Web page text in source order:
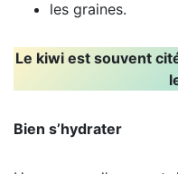
les graines.
Le kiwi est souvent
Bien s’hydrater